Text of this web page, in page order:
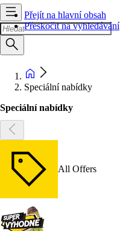
Přejít na hlavní obsah
Přeskočit na vyhledávání
Speciální nabídky
Speciální nabídky
All Offers